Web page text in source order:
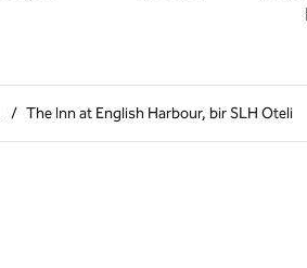
/ The Inn at English Harbour, bir SLH Oteli